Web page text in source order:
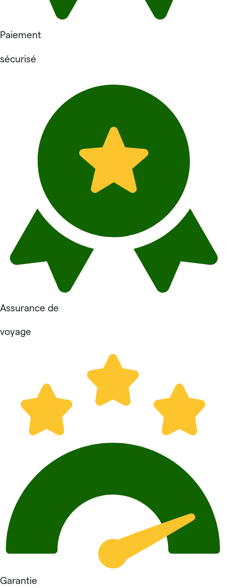
Paiement
sécurisé
Assurance de
voyage
Garantie